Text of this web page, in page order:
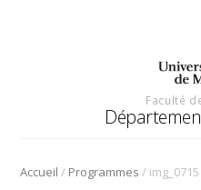
Faculté
Accueil / Programmes / img_0715